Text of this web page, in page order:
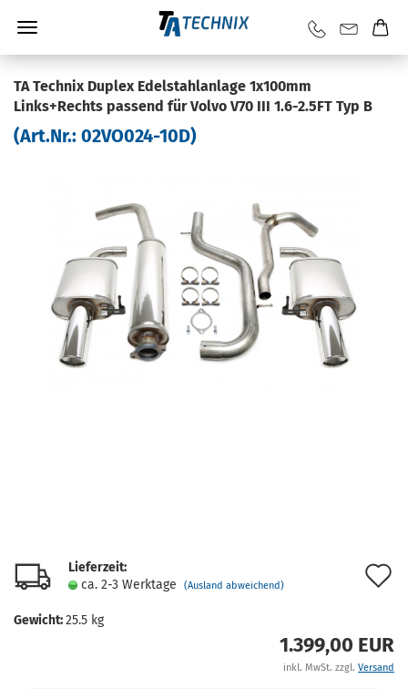
TA Tech­nix Du­plex Edel­stahl­an­la­ge 1x100mm
Links+Rechts pas­send für Volvo V70 III 1.6-2.5FT Typ B
(Art.Nr.: 02VO024-​10D)
Lieferzeit:
ca. 2-3 Werktage
(Ausland abweichend)
Gewicht:25.5 kg
1.399,00 EUR
inkl. MwSt. zzgl. Versand